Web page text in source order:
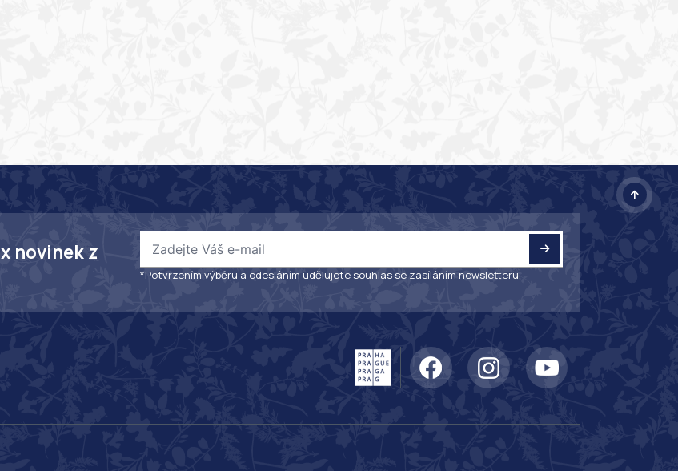
novinek z
*Potvrzením výběru a odesláním udělujete souhlas se zasíláním newsletteru.